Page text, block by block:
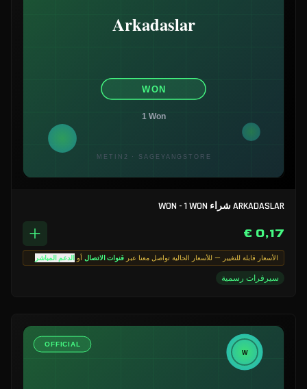
ARKADASLAR شراء WON - 1 WON
0,17 €
الأسعار قابلة للتغيير — للأسعار الحالية تواصل معنا عبر قنوات الاتصال أو الدعم المباشر
سيرفرات رسمية